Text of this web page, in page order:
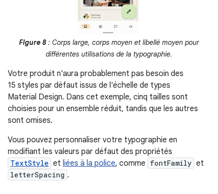
Figure 8 : Corps large, corps moyen et libellé moyen pour
différentes utilisations de la typographie.
Votre produit n'aura probablement pas besoin des
15 styles par défaut issus de l'échelle de types
Material Design. Dans cet exemple, cinq tailles sont
choisies pour un ensemble réduit, tandis que les autres
sont omises.
Vous pouvez personnaliser votre typographie en
modifiant les valeurs par défaut des propriétés
TextStyle et liées à la police, comme fontFamily et
letterSpacing .